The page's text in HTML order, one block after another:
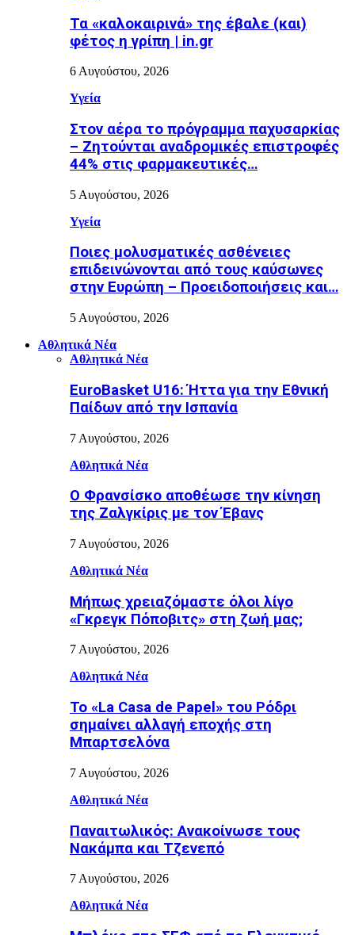
Τα «καλοκαιρινά» της έβαλε (και)
φέτος η γρίπη | in.gr
6 Αυγούστου, 2026
Υγεία
Στον αέρα το πρόγραμμα παχυσαρκίας
– Ζητούνται αναδρομικές επιστροφές
44% στις φαρμακευτικές…
5 Αυγούστου, 2026
Υγεία
Ποιες μολυσματικές ασθένειες
επιδεινώνονται από τους καύσωνες
στην Ευρώπη – Προειδοποιήσεις και…
5 Αυγούστου, 2026
Αθλητικά Νέα
Αθλητικά Νέα
EuroBasket U16: Ήττα για την Εθνική
Παίδων από την Ισπανία
7 Αυγούστου, 2026
Αθλητικά Νέα
Ο Φρανσίσκο αποθέωσε την κίνηση
της Ζαλγκίρις με τον Έβανς
7 Αυγούστου, 2026
Αθλητικά Νέα
Μήπως χρειαζόμαστε όλοι λίγο
«Γκρεγκ Πόποβιτς» στη ζωή μας;
7 Αυγούστου, 2026
Αθλητικά Νέα
Το «La Casa de Papel» του Ρόδρι
σημαίνει αλλαγή εποχής στη
Μπαρτσελόνα
7 Αυγούστου, 2026
Αθλητικά Νέα
Παναιτωλικός: Ανακοίνωσε τους
Νακάμπα και Τζενεπό
7 Αυγούστου, 2026
Αθλητικά Νέα